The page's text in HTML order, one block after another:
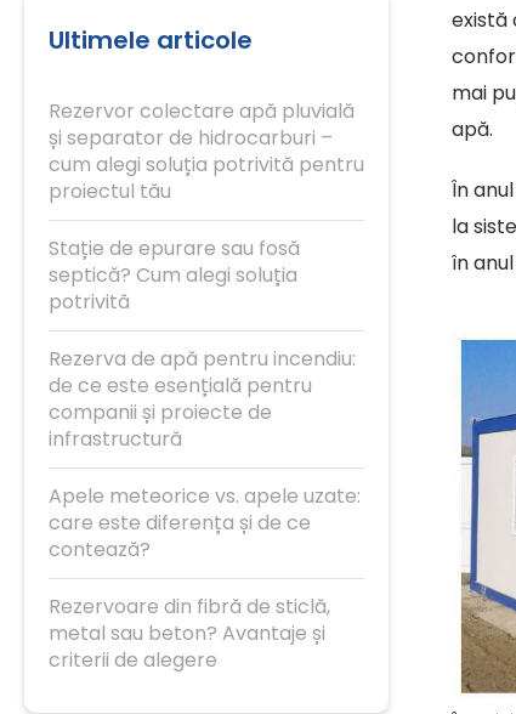
Ultimele articole
Rezervor colectare apă pluvială
și separator de hidrocarburi –
cum alegi soluția potrivită pentru
proiectul tău
Stație de epurare sau fosă
septică? Cum alegi soluția
potrivită
Rezerva de apă pentru incendiu:
de ce este esențială pentru
companii și proiecte de
infrastructură
Apele meteorice vs. apele uzate:
care este diferența și de ce
contează?
Rezervoare din fibră de sticlă,
metal sau beton? Avantaje și
criterii de alegere
există
mai
apă.
În
la
în anul